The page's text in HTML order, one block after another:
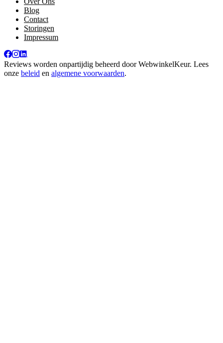
Blog
Contact
Storingen
Impressum
Reviews worden onpartijdig beheerd doorWebwinkelKeur. Lees
onze beleid en algemene voorwaarden.